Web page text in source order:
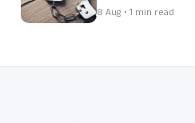
8 Aug • 1 min read